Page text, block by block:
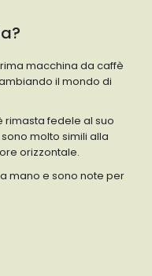
macchina da caffè
il mondo di
rimasta fedele al suo
molto simili alla
orizzontale.
mano e sono note per